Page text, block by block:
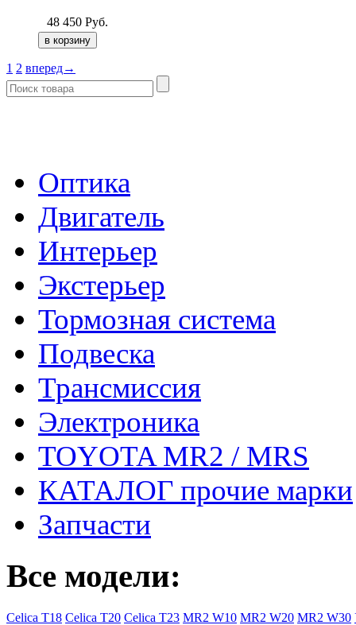
48 450 Руб.
1 2 вперед→
Оптика
Двигатель
Интерьер
Экстерьер
Тормозная система
Подвеска
Трансмиссия
Электроника
TOYOTA MR2 / MRS
КАТАЛОГ прочие марки
Запчасти
Все модели:
Celica T18 Celica T20 Celica T23 MR2 W10 MR2 W20 MR2 W30